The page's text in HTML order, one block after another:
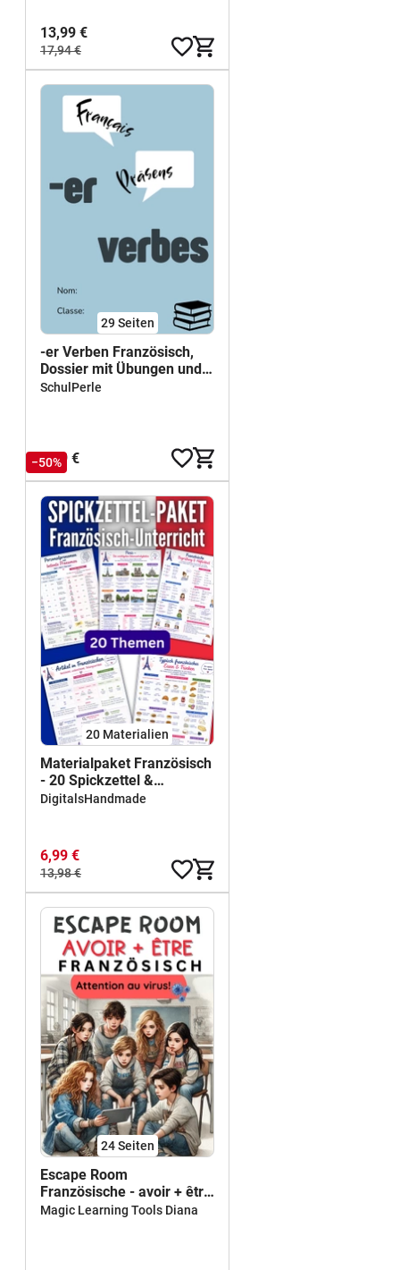
13,99 €
17,94 €
29Seiten
-er Verben Französisch,
Dossier mit Übungen und
Lösungen
SchulPerle
4,99 €
−50%
20 Materialien
Materialpaket Französisch
- 20 Spickzettel &
Merkblätter | Grammatik,
DigitalsHandmade
6,99 €
13,98 €
24Seiten
Escape Room
Französische - avoir + être
- spielerisch lernen
Magic Learning Tools Diana